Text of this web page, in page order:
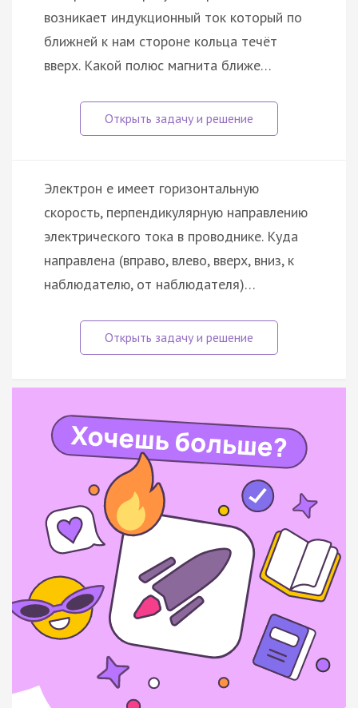
возникает индукционный ток который по
ближней к нам стороне кольца течёт
вверх. Какой полюс магнита ближе…
Электрон e имеет горизонтальную
скорость, перпендикулярную направлению
электрического тока в проводнике. Куда
направлена (вправо, влево, вверх, вниз, к
наблюдателю, от наблюдателя)…